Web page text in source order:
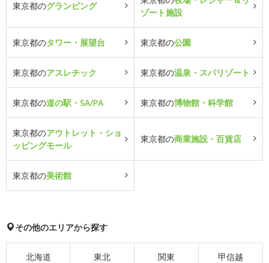
東京都のグランピング
ゾート施設
東京都のタワー・展望台 東京都の公園
東京都のアスレチック 東京都の温泉・スパリゾート
東京都の道の駅・SA/PA 東京都の博物館・科学館
東京都のアウトレット・ショ
ッピングモール
東京都の商業施設・百貨店
東京都の美術館
その他のエリアから探す
北海道 東北 関東 甲信越